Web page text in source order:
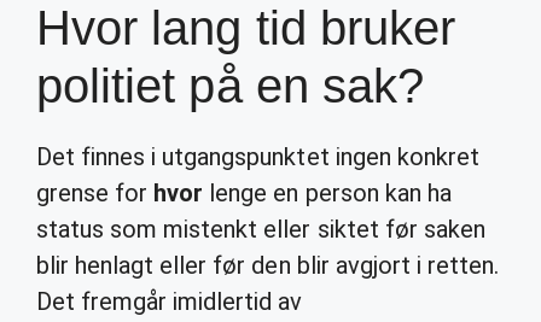
Hvor lang tid bruker
politiet på en sak?
Det finnes i utgangspunktet ingen konkret
grense for hvor lenge en person kan ha
status som mistenkt eller siktet før saken
blir henlagt eller før den blir avgjort i retten.
Det fremgår imidlertid av